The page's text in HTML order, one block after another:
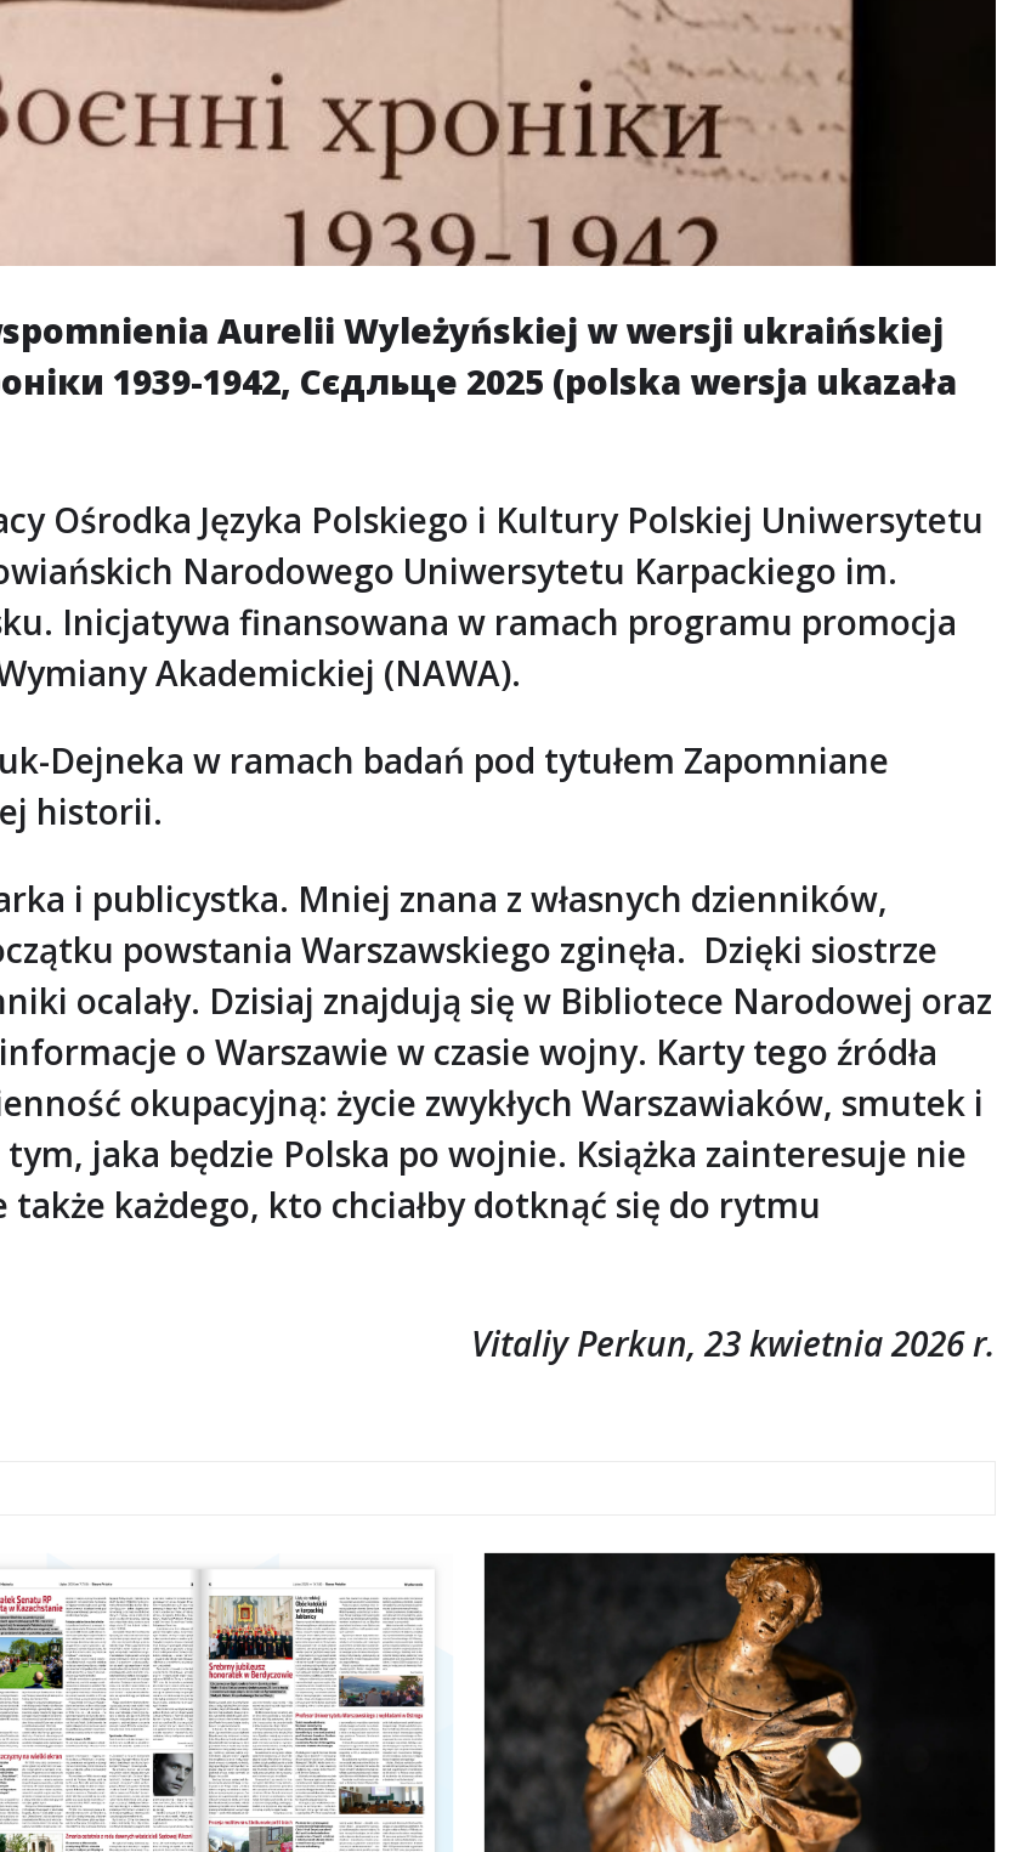
Aurelii Wyleżyńskiej w wersji ukraińskiej
1939-1942, Сєдльце 2025 (polska wersja ukazała
Ośrodka Języka Polskiego i Kultury Polskiej Uniwersytetu
Narodowego Uniwersytetu Karpackiego im.
Inicjatywa finansowana w ramach programu promocja
Akademickiej (NAWA).
Dejneka w ramach badań pod tytułem Zapomniane
historii.
i publicystka. Mniej znana z własnych dzienników,
powstania Warszawskiego zginęła. Dzięki siostrze
ocalały. Dzisiaj znajdują się w Bibliotece Narodowej oraz
o Warszawie w czasie wojny. Karty tego źródła
okupacyjną: życie zwykłych Warszawiaków, smutek i
jaka będzie Polska po wojnie. Książka zainteresuje nie
każdego, kto chciałby dotknąć się do rytmu
Vitaliy Perkun, 23 kwietnia 2026 r.